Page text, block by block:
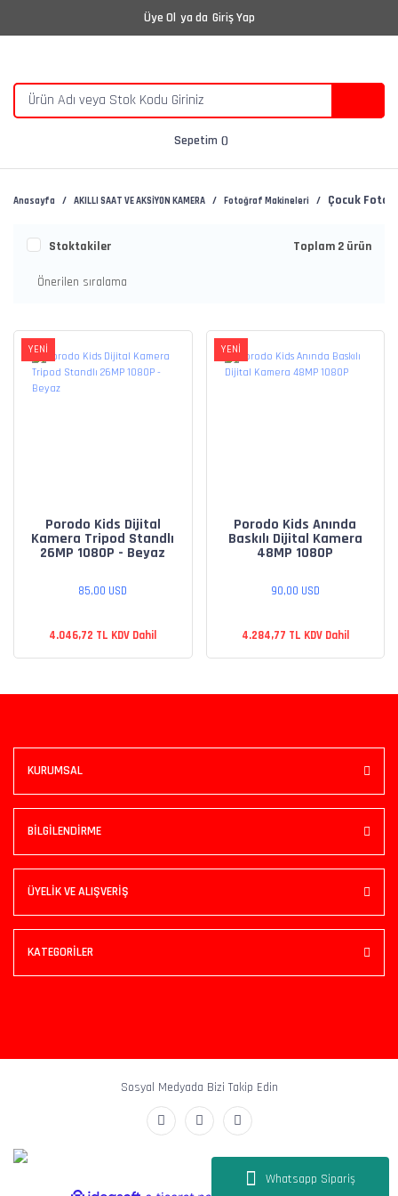
Whatsapp Sipariş
Üye Ol ya da Giriş Yap
Sepetim
Anasayfa AKILLI SAAT VE AKSİYON KAMERA Fotoğraf Makineleri Çocuk
Stoktakiler Toplam 2 ürün
YENİ
Porodo Kids Dijital
Kamera Tripod Standlı
26MP 1080P - Beyaz
85,00 USD
4.046,72 TL KDV Dahil
YENİ
Porodo Kids Anında
Baskılı Dijital Kamera
48MP 1080P
90,00 USD
4.284,77 TL KDV Dahil
KURUMSAL
BİLGİLENDİRME
ÜYELİK VE ALIŞVERİŞ
KATEGORİLER
Sosyal Medyada Bizi Takip Edin